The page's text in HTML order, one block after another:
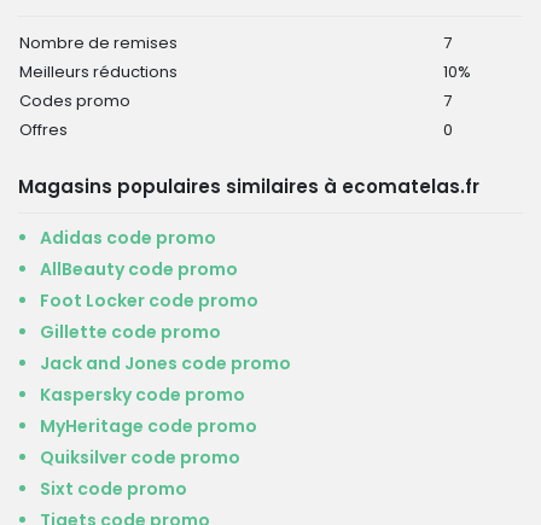
Nombre de remises
7
Meilleurs réductions
10%
Codes promo
7
Offres
0
Magasins populaires similaires à ecomatelas.fr
Adidas code promo
AllBeauty code promo
Foot Locker code promo
Gillette code promo
Jack and Jones code promo
Kaspersky code promo
MyHeritage code promo
Quiksilver code promo
Sixt code promo
Tiqets code promo